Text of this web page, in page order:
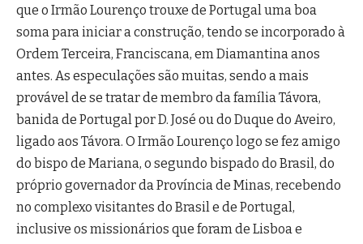
que o Irmão Lourenço trouxe de Portugal uma boa
soma para iniciar a construção, tendo se incorporado à
Ordem Terceira, Franciscana, em Diamantina anos
antes. As especulações são muitas, sendo a mais
provável de se tratar de membro da família Távora,
banida de Portugal por D. José ou do Duque do Aveiro,
ligado aos Távora. O Irmão Lourenço logo se fez amigo
do bispo de Mariana, o segundo bispado do Brasil, do
próprio governador da Província de Minas, recebendo
no complexo visitantes do Brasil e de Portugal,
inclusive os missionários que foram de Lisboa e